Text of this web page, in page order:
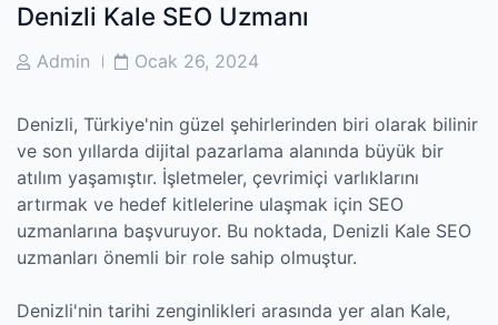
Denizli Kale SEO Uzmanı
PostAdmin
PostOcak 26, 2024
Denizli, Türkiye'nin güzel şehirlerinden biri olarak bilinir
ve son yıllarda dijital pazarlama alanında büyük bir
atılım yaşamıştır. İşletmeler, çevrimiçi varlıklarını
artırmak ve hedef kitlelerine ulaşmak için SEO
uzmanlarına başvuruyor. Bu noktada, Denizli Kale SEO
uzmanları önemli bir role sahip olmuştur.
Denizli'nin tarihi zenginlikleri arasında yer alan Kale,